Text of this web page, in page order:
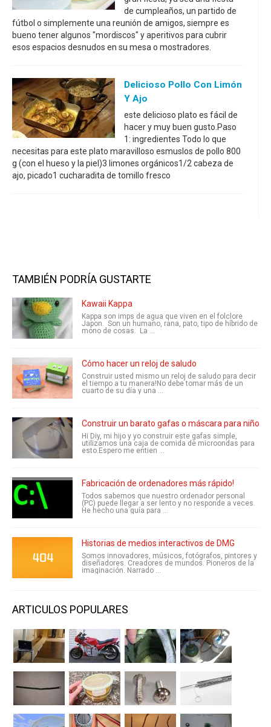
de cumpleaños, un partido de
fútbol o simplemente una reunión de amigos, siempre es
bueno tener algunos "mordiscos" y aperitivos para cubrir
esos espacios desnudos en su mesa o mostradores.
Delicioso Pollo Con Limón
Y Ajo
este delicioso plato es fácil de
hacer y muy buen gusto.Paso
1: ingredientes Todo lo que
necesitas para este plato maravilloso esmuslos de pollo 800
g (con el hueso y la piel)3 limones orgánicos1/2 cabeza de
ajo, picado1 cucharadita de tomillo fresco
TAMBIÉN PODRÍA GUSTARTE
Kawaii Kappa
Kappa son imps de agua que viven en el folclore
Japon. Son un humano, rana, pato, tipo de híbrido de
mono de cosas. La ...
Cómo hacer un reloj de saludo
Construir usted mismo un reloj de saludo para decir
el tiempo a tu manera!No debe tomar más de un
cuarto de su día y una ...
Construir un barato gafas o máscara para niños
Hi Diy, mi hijo y yo construir este gafas simple,
utilizamos una caja de comida de microondas para
esto.Espero me entien ...
Fabricación de ordenadores más rápido!
Todos sabemos que nuestro ordenador personal
(PC) puede llegar a ser lento y no responde a veces.
He hecho una guía para ...
Historias de medios interactivos de DMG
Somos innovadores, músicos, fotógrafos, pintores y
diseñadores. Creadores de mundos. Pioneros de la
imaginación. Narrado ...
ARTICULOS POPULARES